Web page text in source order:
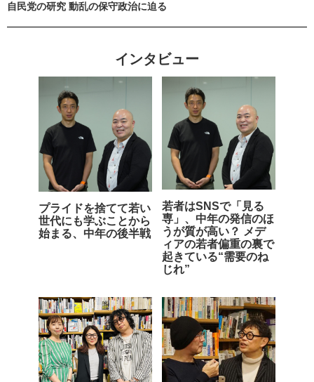
自民党の研究 動乱の保守政治に迫る
インタビュー
プライドを捨てて若い
世代にも学ぶことから
始まる、中年の後半戦
若者はSNSで「見る
専」、中年の発信のほ
うが質が高い？ メデ
ィアの若者偏重の裏で
起きている“需要のね
じれ”